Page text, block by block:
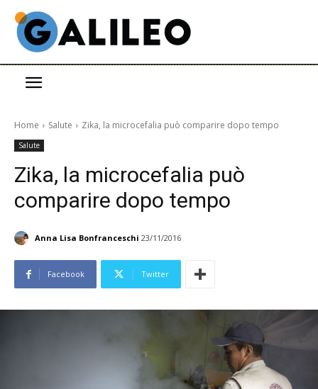
Home Salute Zika, la microcefalia può comparire dopo tempo
Salute
Zika, la microcefalia può
comparire dopo tempo
Anna Lisa Bonfranceschi 23/11/2016
Facebook Twitter